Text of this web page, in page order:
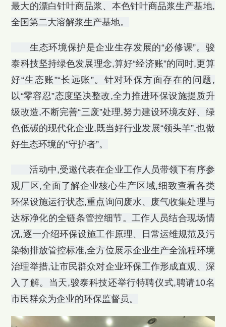
最大的漂白针叶商品浆、本色针叶商品浆生产基地,
全国第二大溶解浆生产基地。
生态环境保护是企业生存发展的“必修课”。骏
泰科技坚持绿色发展理念,算好“经济账”的同时,更算
好“生态账”“长远账”。针对环保方面存在的问题,
以“零容忍”态度坚决整改,全力推进环保设施提质升
级改造,不断完善“三废”处理,努力建设环境友好、绿
色低碳的现代化企业,既当好行业发展“领头羊”,也做
好生态环境的“守护者”。
活动中,受邀代表在企业工作人员带领下有序参
观厂区,全面了解企业核心生产区域,细致查看各类
环保设施运行状态,重点询问废水、废气收集处理与
达标净化的全链条管控细节。工作人员结合现场情
况,逐一介绍环保设施工作原理、日常运维规范及污
染物排放管控标准,全方位展示企业生产全流程环境
治理举措,让市民群众对企业环保工作形成直观、深
入了解。当天,骏泰科技还举行特聘仪式,聘请10名
市民群众为企业的环保监督员。